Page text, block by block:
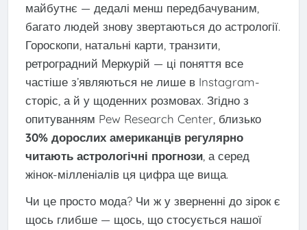
майбутнє — дедалі менш передбачуваним,
багато людей знову звертаються до астрології.
Гороскопи, натальні карти, транзити,
ретроградний Меркурій — ці поняття все
частіше з’являються не лише в Instagram-
сторіс, а й у щоденних розмовах. Згідно з
опитуванням Pew Research Center, близько
30% дорослих американців регулярно
читають астрологічні прогнози, а серед
жінок-мілленіалів ця цифра ще вища.
Чи це просто мода? Чи ж у зверненні до зірок є
щось глибше — щось, що стосується нашої